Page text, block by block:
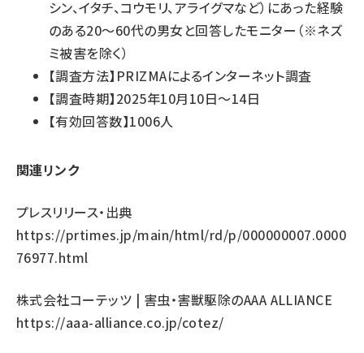
シン、イタチ、コウモリ、アライグマなど）にあった経験
のある20～60代の男女と回答したモニター（※ネズ
ミ被害を除く）
【調査方法】PRIZMAによるインターネット調査
【調査時期】2025年10月10日～14日
【有効回答数】1006人
関連リンク
プレスリリース・出典
https://prtimes.jp/main/html/rd/p/000000007.0000
76977.html
株式会社コーテッツ | 害虫・害獣駆除のAAA ALLIANCE
https://aaa-alliance.co.jp/cotez/